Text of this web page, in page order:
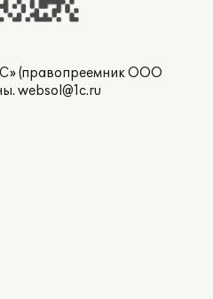
(правопреемник ООО
websol@1c.ru